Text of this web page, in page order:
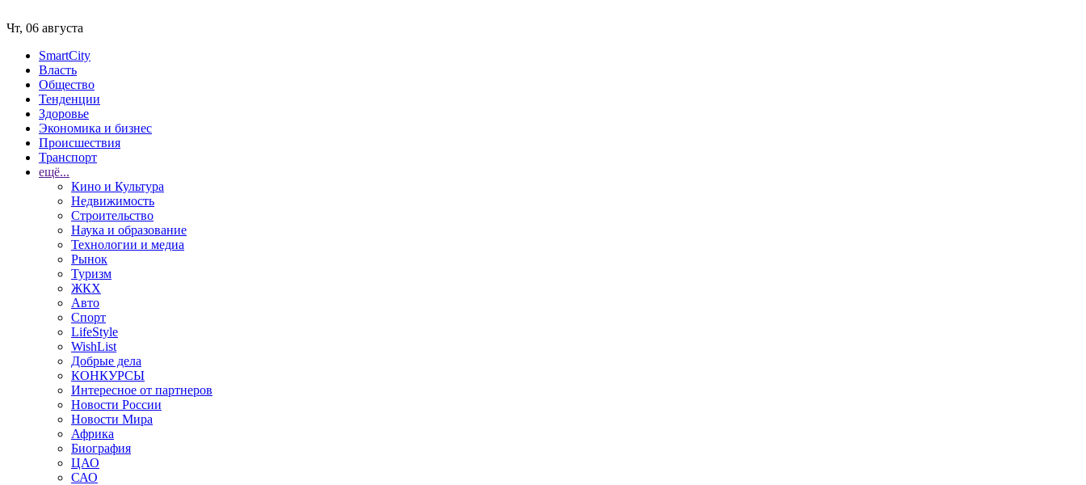
Чт, 06 августа
SmartCity
Власть
Общество
Тенденции
Здоровье
Экономика и бизнес
Происшествия
Транспорт
ещё...
Кино и Культура
Недвижимость
Строительство
Наука и образование
Технологии и медиа
Рынок
Туризм
ЖКХ
Авто
Спорт
LifeStyle
WishList
Добрые дела
КОНКУРСЫ
Интересное от партнеров
Новости России
Новости Мира
Африка
Биография
ЦАО
САО